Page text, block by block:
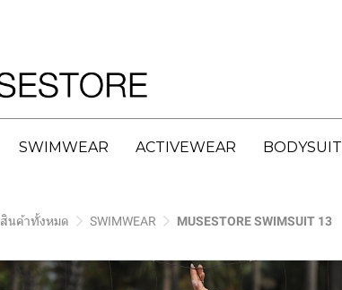
SWIMWEAR ACTIVEWEAR BODYSUIT
สินค้าทั้งหมด SWIMWEAR MUSESTORE SWIMSUIT 13